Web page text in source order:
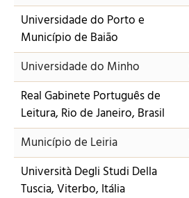
Universidade do Porto e
Município de Baião
Universidade do Minho
Real Gabinete Português de
Leitura, Rio de Janeiro, Brasil
Município de Leiria
Università Degli Studi Della
Tuscia, Viterbo, Itália